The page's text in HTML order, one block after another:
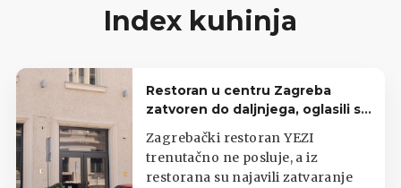
Index kuhinja
Restoran u centru Zagreba
zatvoren do daljnjega, oglasili se
iz lokala
Zagrebački restoran YEZI
trenutačno ne posluje, a iz
restorana su najavili zatvaranje